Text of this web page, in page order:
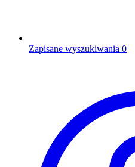
Zapisane wyszukiwania 0